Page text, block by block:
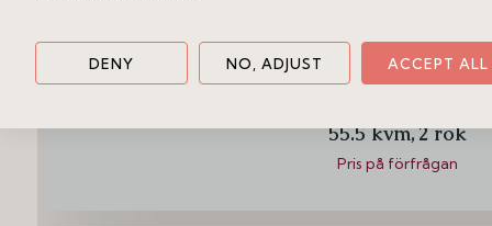
Terrängvägen 59,
55.5 kvm,2 rok
Pris på förfrågan
DENY NO, ADJUST ACCEPT ALL